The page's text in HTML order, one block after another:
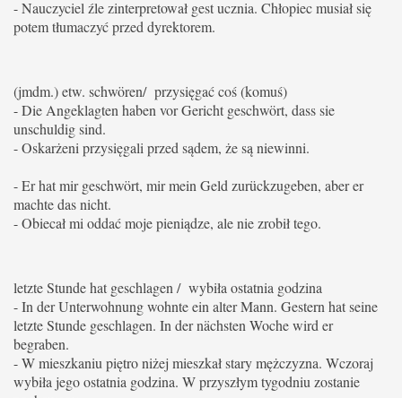
- Nauczyciel źle zinterpretował gest ucznia. Chłopiec musiał się
potem tłumaczyć przed dyrektorem.
(jmdm.) etw. schwören/ przysięgać coś (komuś)
- Die Angeklagten haben vor Gericht geschwört, dass sie
unschuldig sind.
- Oskarżeni przysięgali przed sądem, że są niewinni.
- Er hat mir geschwört, mir mein Geld zurückzugeben, aber er
machte das nicht.
- Obiecał mi oddać moje pieniądze, ale nie zrobił tego.
letzte Stunde hat geschlagen / wybiła ostatnia godzina
- In der Unterwohnung wohnte ein alter Mann. Gestern hat seine
letzte Stunde geschlagen. In der nächsten Woche wird er
begraben.
- W mieszkaniu piętro niżej mieszkał stary mężczyzna. Wczoraj
wybiła jego ostatnia godzina. W przyszłym tygodniu zostanie